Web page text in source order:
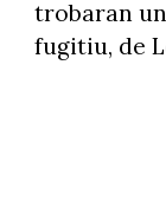
trobaran
fugitiu, de